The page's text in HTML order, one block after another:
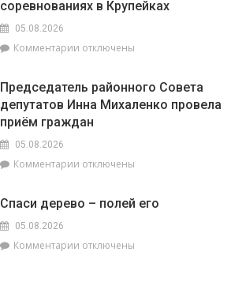
профилактику
практикуме
«Пераможнік»
озимого
рапса
соревнованиях в Крупейках
05.08.2026
Комментарии к
показали
достойный
уровень
соревнованиях
отключены
Председатель районного Совета
депутатов Инна Михаленко провела
приём граждан
05.08.2026
Комментарии к
районного
Инна
отключены
Спаси дерево – полей его
05.08.2026
Комментарии котключены